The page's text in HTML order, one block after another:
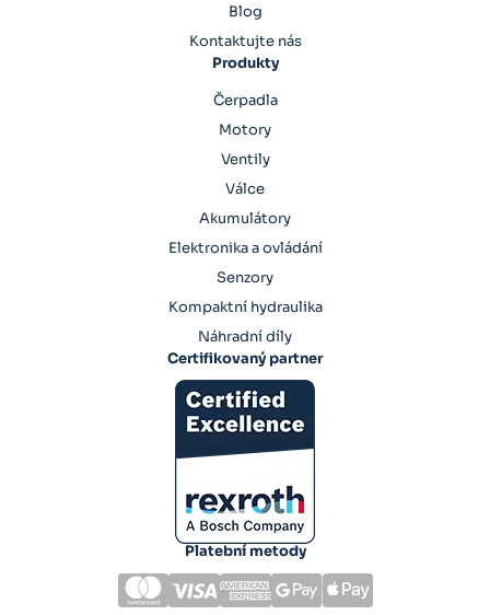
Blog
Kontaktujte nás
Produkty
Čerpadla
Motory
Ventily
Válce
Akumulátory
Elektronika a ovládání
Senzory
Kompaktní hydraulika
Náhradní díly
Certifikovaný partner
Platební metody